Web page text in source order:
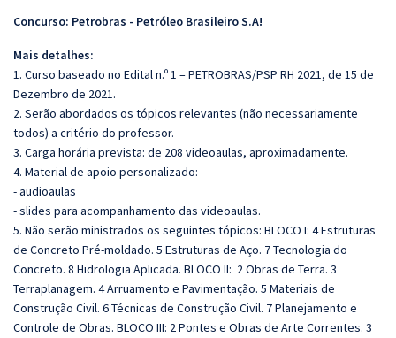
Concurso: Petrobras - Petróleo Brasileiro S.A!
Mais detalhes:
1. Curso baseado no Edital n.º 1 – PETROBRAS/PSP RH 2021, de 15 de
Dezembro de 2021.
2. Serão abordados os tópicos relevantes (não necessariamente
todos) a critério do professor.
3. Carga horária prevista: de 208 videoaulas, aproximadamente.
4. Material de apoio personalizado:
- audioaulas
- slides para acompanhamento das videoaulas.
5. Não serão ministrados os seguintes tópicos: BLOCO I: 4 Estruturas
de Concreto Pré-moldado. 5 Estruturas de Aço. 7 Tecnologia do
Concreto. 8 Hidrologia Aplicada. BLOCO II: 2 Obras de Terra. 3
Terraplanagem. 4 Arruamento e Pavimentação. 5 Materiais de
Construção Civil. 6 Técnicas de Construção Civil. 7 Planejamento e
Controle de Obras. BLOCO III: 2 Pontes e Obras de Arte Correntes. 3